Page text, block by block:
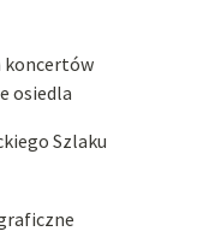
koncertów
osiedla
Szlaku